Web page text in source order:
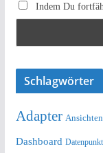
Indem Du
Schlagwörter
Adapter Ansichten
Dashboard Datenpunkt